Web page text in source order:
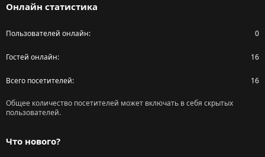
Онлайн статистика
Пользователей онлайн 0
Гостей онлайн 16
Всего посетителей 16
Общее количество посетителей может включать в себя скрытых
пользователей.
Что нового?